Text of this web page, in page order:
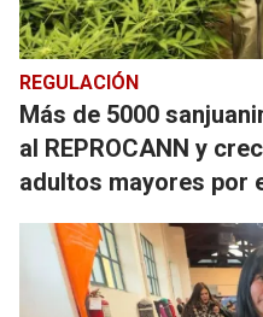
REGULACIÓN
Más de 5000
al REPROCANN y
adultos mayores por